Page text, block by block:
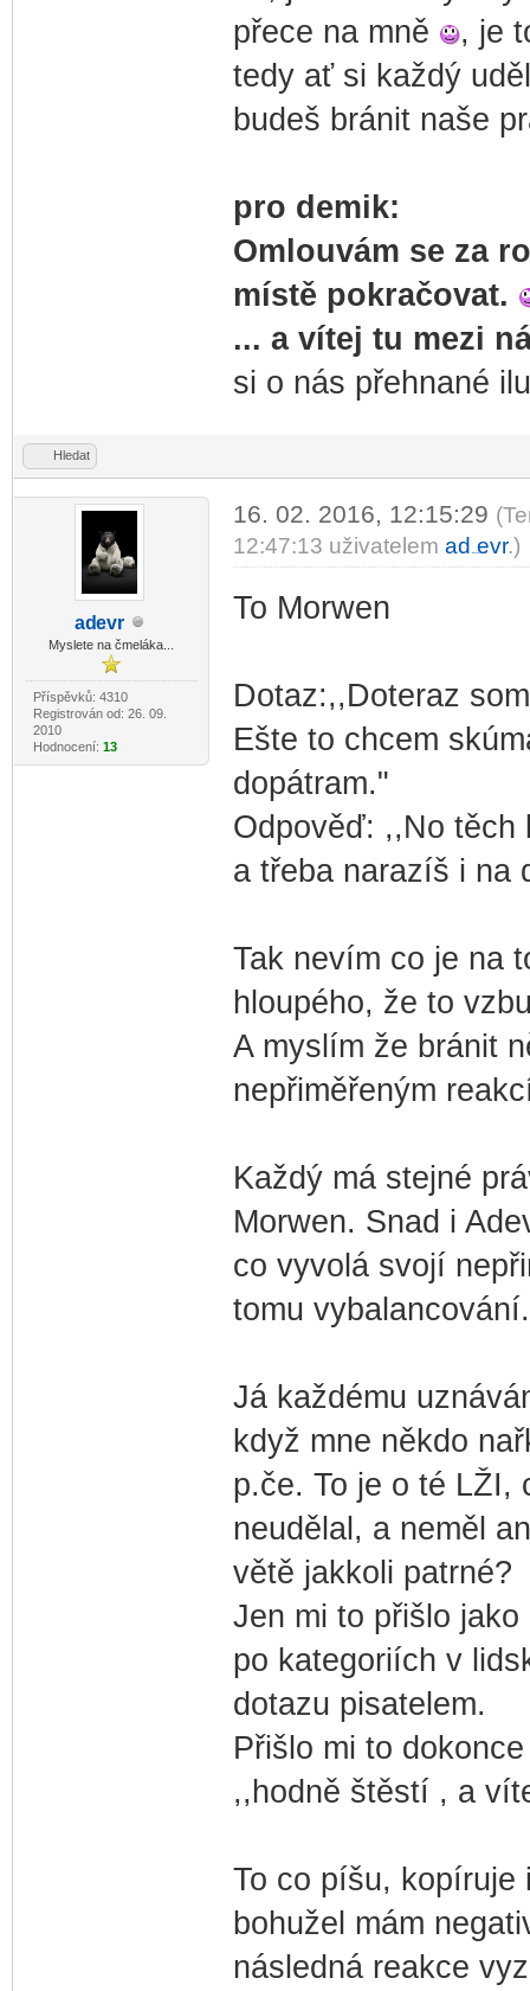
přece na mně
, je
tedy ať si každý
budeš bránit naše
pro demik:
Omlouvám se za
místě pokračovat.
... a vítej tu mezi
si o nás přehnané
Hledat
adevr
Myslete na čmeláka...
Příspěvků: 4310
Registrován od: 26. 09.
2010
Hodnocení: 13
16. 02. 2016, 12:15:29
12:47:13 uživatelem ad evr.)
To Morwen
Dotaz:,,Doteraz
Ešte to chcem
dopátram."
Odpověď: ,,No těch
a třeba narazíš i na
Tak nevím co je na
hloupého, že to
A myslím že bránit
nepřiměřeným
Každý má stejné
Morwen. Snad i
co vyvolá svojí
tomu vybalancování.
Já každému
když mne někdo
p.če. To je o té LŽI,
neudělal, a neměl
větě jakkoli patrné?
Jen mi to přišlo
po kategoriích v
dotazu pisatelem.
Přišlo mi to
,,hodně štěstí , a
To co píšu, kopíruje
bohužel mám
následná reakce